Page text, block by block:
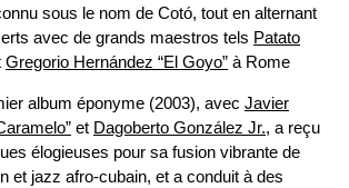
sous le nom de Cotó, tout en alternant
avec de grands maestros tels Patato
Gregorio Hernández “El Goyo” à Rome
album éponyme (2003), avec Javier
et Dagoberto González Jr., a reçu
élogieuses pour sa fusion vibrante de
et jazz afro-cubain, et a conduit à des